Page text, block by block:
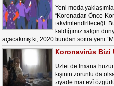
Yeni moda
“Koronadan Önce-
takvimlendirileceği.
kaldığımız salgın
açacakmış ki, 2020 bundan sonra yeni
Koronavirüs Bizi
Uzlet de insana
kişinin zorunlu da
ziyade manevî